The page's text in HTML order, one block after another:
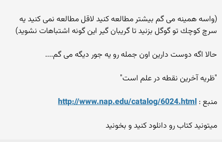
(واسه همینه می گم بیشتر مطالعه كنید لاقل مطالعه نمی كنید یه
سرچ كوچك تو گوگل بزنید تا گریبان گیر این گونه اشتباهات نشوید)
حالا اگه دوست دارین اون جمله رو یه جور دیگه می گم....
"ظریه آخرین نقطه در علم است"
منبع : http://www.nap.edu/catalog/6024.html
میتونید كتاب رو دانلود كنید و بخونید